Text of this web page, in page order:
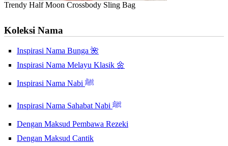
Trendy Half Moon Crossbody Sling Bag
Koleksi Nama
Inspirasi Nama Bunga 🌺
Inspirasi Nama Melayu Klasik 🌼
Inspirasi Nama Nabi ﷺ
Inspirasi Nama Sahabat Nabi ﷺ
Dengan Maksud Pembawa Rezeki
Dengan Maksud Cantik